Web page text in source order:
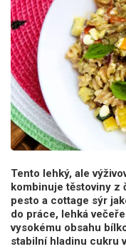
Tento lehký, ale
kombinuje těstoviny z
pesto a cottage sýr
do práce, lehká
vysokému obsahu
stabilní hladinu cukru